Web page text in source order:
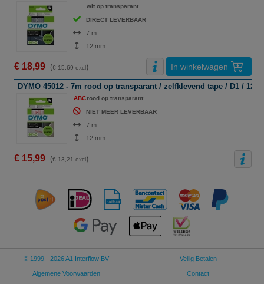
ABCwit op transparant
DIRECT LEVERBAAR
7 m
12 mm
€ 18,99 (€ 15,69 excl) In winkelwagen
DYMO 45012 - 7m rood op transparant / zelfklevend tape / D1 /
ABCrood op transparant
NIET MEER LEVERBAAR
7 m
12 mm
€ 15,99 (€ 13,21 excl)
© 1999 - 2026 A1 Interflow BV
Algemene Voorwaarden
Veilig Betalen
Contact